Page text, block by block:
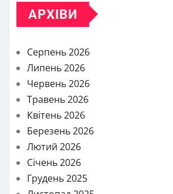
АРХІВИ
Серпень 2026
Липень 2026
Червень 2026
Травень 2026
Квітень 2026
Березень 2026
Лютий 2026
Січень 2026
Грудень 2025